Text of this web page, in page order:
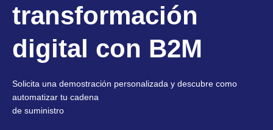
transformación
digital con B2M
Solicita una demostración personalizada y descubre como
automatizar tu cadena
de suministro